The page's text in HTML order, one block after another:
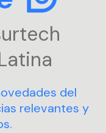
del
relevantes y